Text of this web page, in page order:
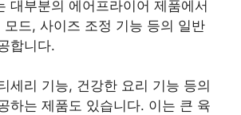
대부분의 에어프라이어 제품에서
모드, 사이즈 조정 기능 등의 일반
합니다.
세리 기능, 건강한 요리 기능 등의
하는 제품도 있습니다. 이는 큰 육